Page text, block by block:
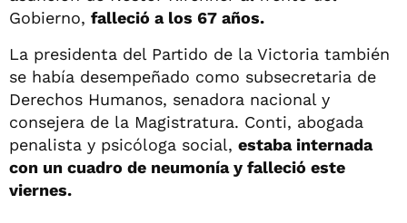
Gobierno, falleció a los 67 años.
La presidenta del Partido de la Victoria también
se había desempeñado como subsecretaria de
Derechos Humanos, senadora nacional y
consejera de la Magistratura. Conti, abogada
penalista y psicóloga social, estaba internada
con un cuadro de neumonía y falleció este
viernes.